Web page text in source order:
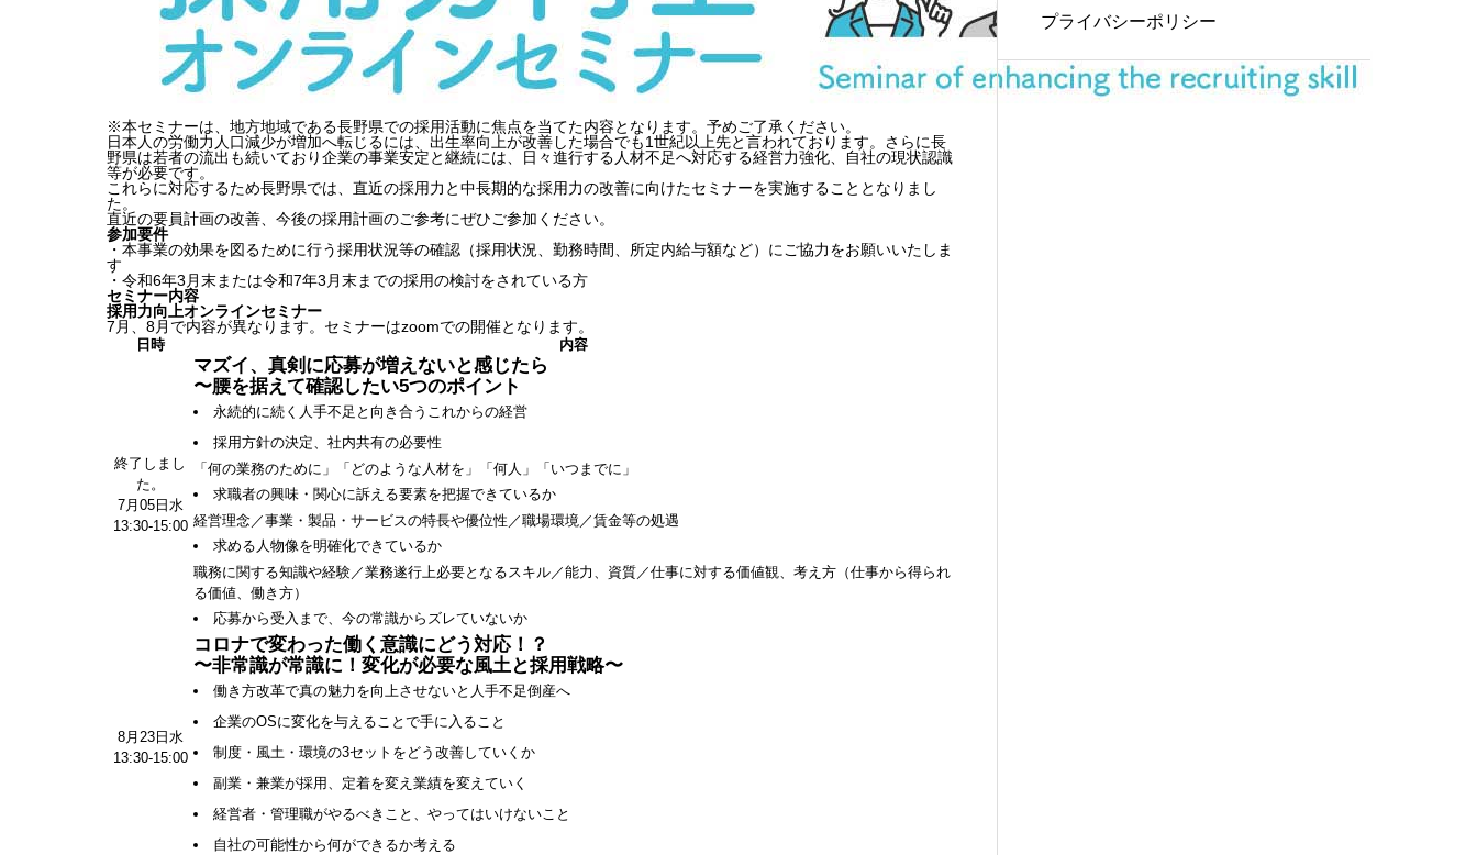
※本セミナーは、地方地域である長野県での採用活動に焦点を当てた内容となります。予めご了承ください。
日本人の労働力人口減少が増加へ転じるには、出生率向上が改善した場合でも1世紀以上先と言われております。さらに長
野県は若者の流出も続いており企業の事業安定と継続には、日々進行する人材不足へ対応する経営力強化、自社の現状認識
等が必要です。
これらに対応するため長野県では、直近の採用力と中長期的な採用力の改善に向けたセミナーを実施することとなりまし
た。
直近の要員計画の改善、今後の採用計画のご参考にぜひご参加ください。
参加要件
・本事業の効果を図るために行う採用状況等の確認（採用状況、勤務時間、所定内給与額など）にご協力をお願いいたしま
す
・令和6年3月末または令和7年3月末までの採用の検討をされている方
セミナー内容
採用力向上オンラインセミナー
7月、8月で内容が異なります。セミナーはzoomでの開催となります。
日時 内容
終了しまし
た。
7月05日水
13:30-15:00
マズイ、真剣に応募が増えないと感じたら
〜腰を据えて確認したい5つのポイント
永続的に続く人手不足と向き合うこれからの経営
採用方針の決定、社内共有の必要性
「何の業務のために」「どのような人材を」「何人」「いつまでに」
求職者の興味・関心に訴える要素を把握できているか
経営理念／事業・製品・サービスの特長や優位性／職場環境／賃金等の処遇
求める人物像を明確化できているか
職務に関する知識や経験／業務遂行上必要となるスキル／能力、資質／仕事に対する価値観、考え方（仕事から得られ
る価値、働き方）
応募から受入まで、今の常識からズレていないか
8月23日水
13:30-15:00
コロナで変わった働く意識にどう対応！？
〜非常識が常識に！変化が必要な風土と採用戦略〜
働き方改革で真の魅力を向上させないと人手不足倒産へ
企業のOSに変化を与えることで手に入ること
制度・風土・環境の3セットをどう改善していくか
副業・兼業が採用、定着を変え業績を変えていく
経営者・管理職がやるべきこと、やってはいけないこと
自社の可能性から何ができるか考える
プライバシーポリシー